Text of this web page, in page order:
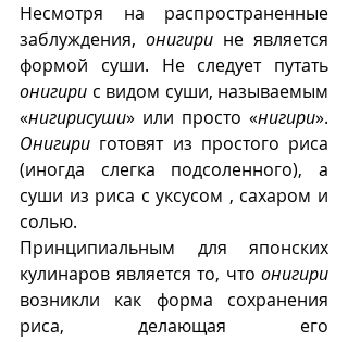
Несмотря на распространенные
заблуждения, онигири не является
онигири с видом суши, называемым
«нигирисуши» или просто «нигири
Онигири готовят из простого риса
(иногда слегка подсоленного), а
суши из риса с уксусом , сахаром и
солью.
Принципиальным для японских
кулинаров является то, что онигири
возникли как форма сохранения
риса, делающая его